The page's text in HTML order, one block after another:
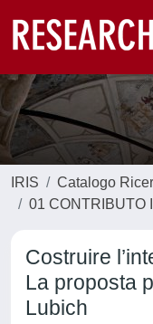
IRIS
Catalogo
01 CONTRIBUTO
Costruire
La proposta
Lubich